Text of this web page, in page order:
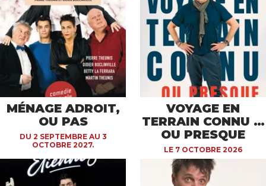
MÉNAGE ADROIT,
OU PAS
DU 2 SEPTEMBRE AU 3
OCTOBRE 2027.
VOYAGE EN
TERRAIN CONNU …
OU PRESQUE
LE 7 OCTOBRE 2026